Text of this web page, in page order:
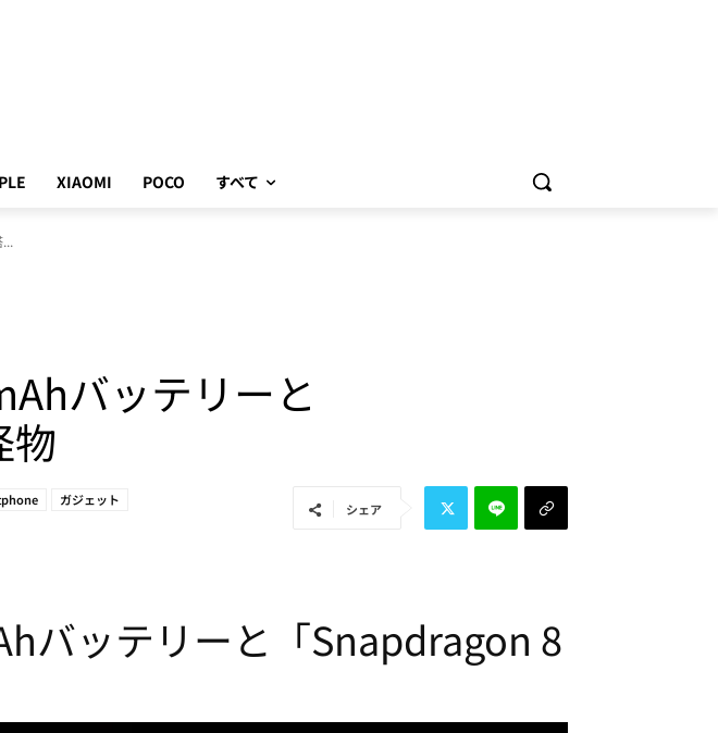
XIAOMI POCO すべて
バッテリーと
物
ガジェット
シェア
バッテリーと「Snapdragon 8